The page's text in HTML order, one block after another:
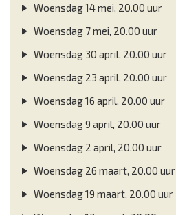
Woensdag 14 mei, 20.00 uur
Woensdag 7 mei, 20.00 uur
Woensdag 30 april, 20.00 uur
Woensdag 23 april, 20.00 uur
Woensdag 16 april, 20.00 uur
Woensdag 9 april, 20.00 uur
Woensdag 2 april, 20.00 uur
Woensdag 26 maart, 20.00 uur
Woensdag 19 maart, 20.00 uur